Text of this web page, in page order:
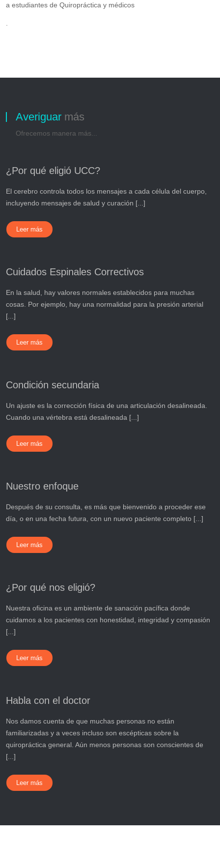
a estudiantes de Quiropráctica y médicos
Averiguar más
Ofrecemos manera más...
¿Por qué eligió UCC?
El cerebro controla todos los mensajes a cada célula del cuerpo,
incluyendo mensajes de salud y curación [...]
Leer más
Cuidados Espinales Correctivos
En la salud, hay valores normales establecidos para muchas
cosas. Por ejemplo, hay una normalidad para la presión arterial
[...]
Leer más
Condición secundaria
Un ajuste es la corrección física de una articulación desalineada.
Cuando una vértebra está desalineada [...]
Leer más
Nuestro enfoque
Después de su consulta, es más que bienvenido a proceder ese
día, o en una fecha futura, con un nuevo paciente completo [...]
Leer más
¿Por qué nos eligió?
Nuestra oficina es un ambiente de sanación pacífica donde
cuidamos a los pacientes con honestidad, integridad y compasión
[...]
Leer más
Habla con el doctor
Nos damos cuenta de que muchas personas no están
familiarizadas y a veces incluso son escépticas sobre la
quiropráctica general. Aún menos personas son conscientes de
[...]
Leer más